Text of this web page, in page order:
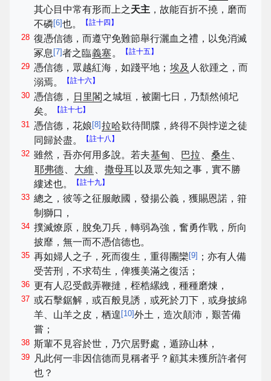
其心目中常有形而上之天主 ，故能百折不撓，磨而
不磷[6]也。 【註十四】
28 復憑信德，而遵守免難節舉行灑血之禮，以免消滅
冢息 [7]者之臨義塞。 【註十五】
29 憑信德，眾越紅海，如踐平地； 埃及 人欲踵之，而
溺焉。
【註十六】
30 憑信德， 日里閣 之城垣，被圍七日，乃頹然傾圮
矣。
【註十七】
31 憑信德，花娘 [8] 拉哈欵待間牒，終得不與悖逆之徒
同歸於盡。
【註十八】
32 雖然，吾亦何用多說。若夫基甸 、 巴拉 、 桑生 、
耶弗德、 大維 、 撒母耳以及眾先知之事，實不勝
縷述也。
【註十九】
33 總之，彼等之征服敵國，發揚公義，獲賜恩諾，箝
制獅口，
34 撲滅燎原，脫免刀兵，轉弱為強，奮勇作戰，所向
披靡，無一而不憑信德也。
35 再如婦人之子，死而復生，重得團欒 [9] ；亦有人備
受苦刑，不求苟生，俾獲美滿之復活；
36 更有人忍受戲弄鞭撻，桎梏縲絏，種種磨煉，
37 或石擊鋸解，或百般見誘，或死於刀下，或身披綿
羊、山羊之皮，栖遑 [10]外土，造次顛沛，艱苦備
嘗；
38 斯輩不見容於世，乃穴居野處，遁跡山林，
39 凡此何一非因信德而見稱者乎？顧其未獲所許者何
也？